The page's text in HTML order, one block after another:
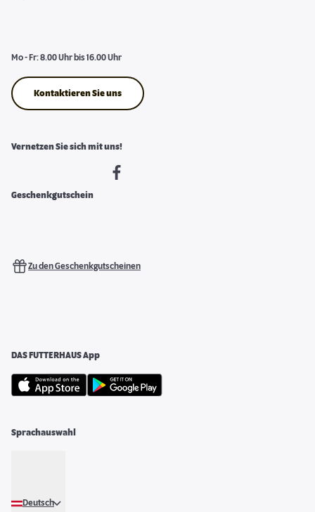
Mo - Fr: 8.00 Uhr bis 16.00 Uhr
Kontaktieren Sie uns
Vernetzen Sie sich mit uns!
Geschenkgutschein
Zu den Geschenkgutscheinen
DAS FUTTERHAUS App
Sprachauswahl
Deutsch